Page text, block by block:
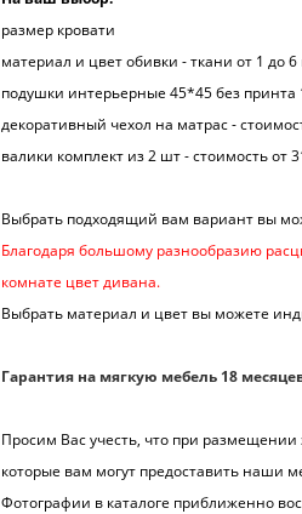
размер кровати
материал и цвет обивки - ткани от 1 до 6
подушки интерьерные 45*45 без принта
декоративный чехол на матрас -
валики комплект из 2 шт - стоимость от
Выбрать подходящий вам вариант вы
Благодаря большому разнообразию
комнате цвет дивана.
Выбрать материал и цвет вы можете
Гарантия на мягкую мебель 18
Просим Вас учесть, что при
которые вам могут предоставить наши
Фотографии в каталоге приближенно